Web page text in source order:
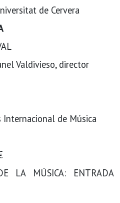
de Cervera
Valdivieso, director
Internacional de Música
LA MÚSICA: ENTRADA